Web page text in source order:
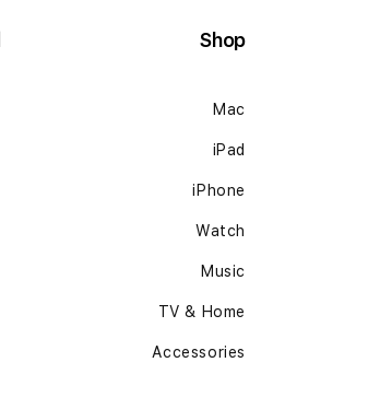
Shop
Mac
iPad
iPhone
Watch
Music
TV & Home
Accessories